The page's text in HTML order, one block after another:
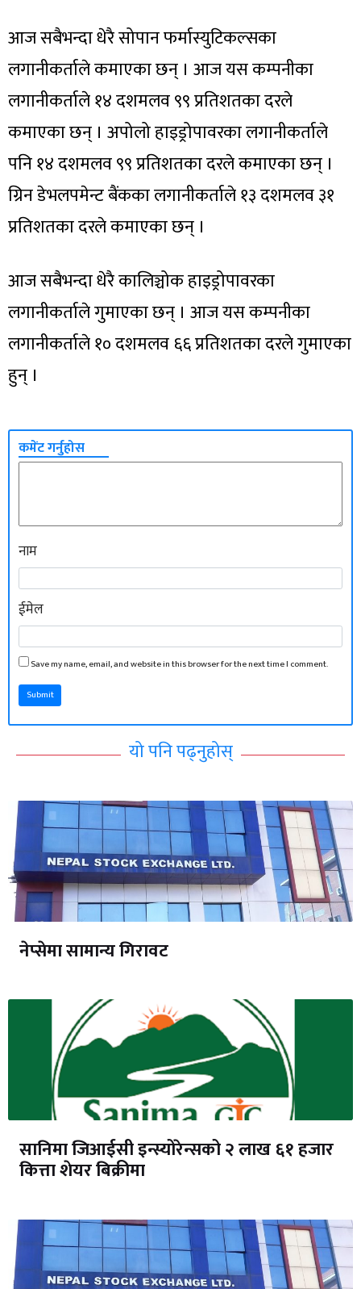
आज सबैभन्दा धेरै सोपान फर्मास्युटिकल्सका
लगानीकर्ताले कमाएका छन् । आज यस कम्पनीका
लगानीकर्ताले १४ दशमलव ९९ प्रतिशतका दरले
कमाएका छन् । अपोलो हाइड्रोपावरका लगानीकर्ताले
पनि १४ दशमलव ९९ प्रतिशतका दरले कमाएका छन् ।
ग्रिन डेभलपमेन्ट बैंकका लगानीकर्ताले १३ दशमलव ३१
प्रतिशतका दरले कमाएका छन् ।
आज सबैभन्दा धेरै कालिञ्चोक हाइड्रोपावरका
लगानीकर्ताले गुमाएका छन् । आज यस कम्पनीका
लगानीकर्ताले १० दशमलव ६६ प्रतिशतका दरले गुमाएका
हुन् ।
कमेंट गर्नुहोस
नाम
ईमेल
Save my name, email, and website in this browser for the next time I comment.
Submit
यो पनि पढ्नुहोस्
नेप्सेमा सामान्य गिरावट
सानिमा जिआईसी इन्स्योरेन्सको २ लाख ६१ हजार
कित्ता शेयर बिक्रीमा